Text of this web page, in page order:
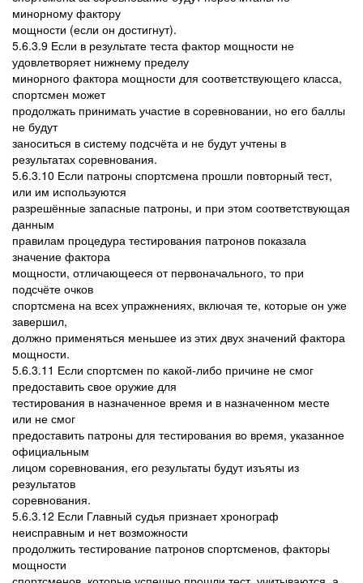
минорному фактору
мощности (если он достигнут).
5.6.3.9 Если в результате теста фактор мощности не
удовлетворяет нижнему пределу
минорного фактора мощности для соответствующего класса,
спортсмен может
продолжать принимать участие в соревновании, но его баллы
не будут
заноситься в систему подсчёта и не будут учтены в
результатах соревнования.
5.6.3.10 Если патроны спортсмена прошли повторный тест,
или им используются
разрешённые запасные патроны, и при этом соответствующая
данным
правилам процедура тестирования патронов показала
значение фактора
мощности, отличающееся от первоначального, то при
подсчёте очков
спортсмена на всех упражнениях, включая те, которые он уже
завершил,
должно применяться меньшее из этих двух значений фактора
мощности.
5.6.3.11 Если спортсмен по какой-либо причине не смог
предоставить свое оружие для
тестирования в назначенное время и в назначенном месте
или не смог
предоставить патроны для тестирования во время, указанное
официальным
лицом соревнования, его результаты будут изъяты из
результатов
соревнования.
5.6.3.12 Если Главный судья признает хронограф
неисправным и нет возможности
продолжить тестирование патронов спортсменов, факторы
мощности